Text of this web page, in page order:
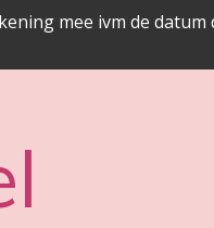
mee ivm de